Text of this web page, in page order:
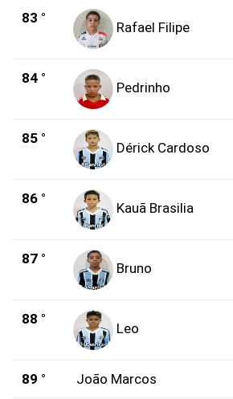
83 °
Rafael Filipe
84 °
Pedrinho
85 °
Dérick Cardoso
86 °
Kauã Brasilia
87 °
Bruno
88 °
Leo
89 ° João Marcos